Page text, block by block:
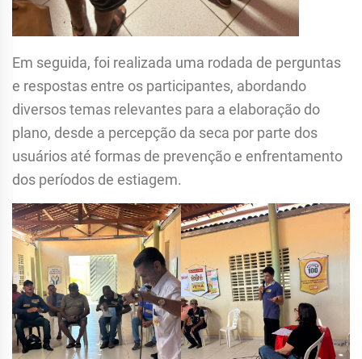
Em seguida, foi realizada uma rodada de perguntas
e respostas entre os participantes, abordando
diversos temas relevantes para a elaboração do
plano, desde a percepção da seca por parte dos
usuários até formas de prevenção e enfrentamento
dos períodos de estiagem.